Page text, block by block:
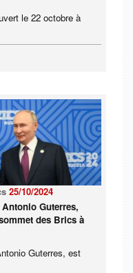
le 22 octobre à
25/10/2024
Guterres,
des Brics à
Guterres, est